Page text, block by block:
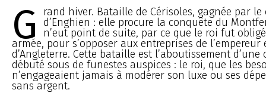
G
rand hiver. Bataille de Cérisoles, gagnée par le
d’Enghien : elle procure la conquête du
n’eut point de suite, par ce que le roi fut
armée, pour s’opposer aux entreprises de
d’Angleterre. Cette bataille est l’aboutissement
débuté sous de funestes auspices : le roi, que les
n’engageaient jamais à modérer son luxe ou ses
sans argent.